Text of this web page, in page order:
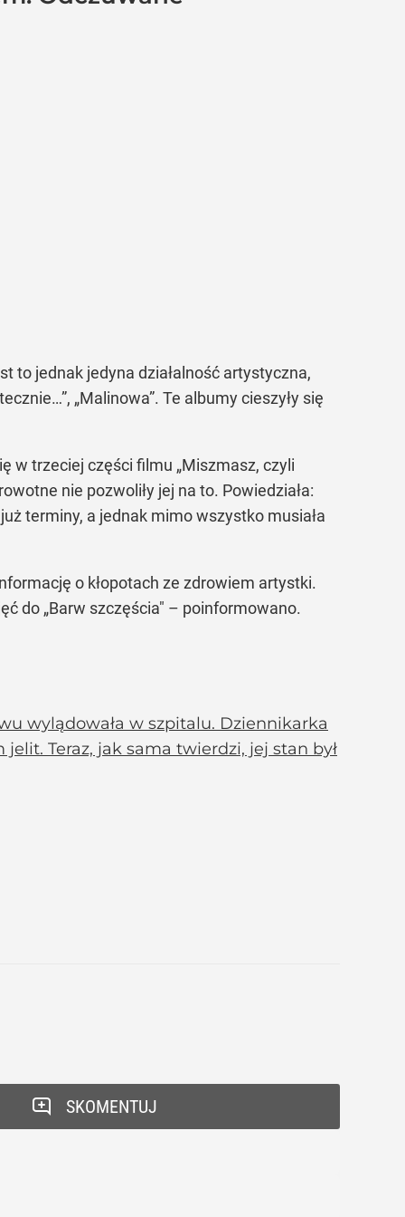
to jednak jedyna działalność artystyczna,
„Malinowa”. Te albumy cieszyły się
w trzeciej części filmu „Miszmasz, czyli
nie pozwoliły jej na to. Powiedziała:
terminy, a jednak mimo wszystko musiała
o kłopotach ze zdrowiem artystki.
do „Barw szczęścia" – poinformowano.
wylądowała w szpitalu. Dziennikarka
Teraz, jak sama twierdzi, jej stan był
SKOMENTUJ